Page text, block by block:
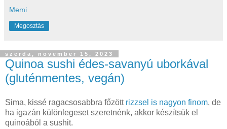
Memi
Megosztás
szerda, november 15, 2023
Quinoa sushi édes-savanyú uborkával
(gluténmentes, vegán)
Sima, kissé ragacsosabbra főzött rizzsel is nagyon finom, de
ha igazán különlegeset szeretnénk, akkor készítsük el
quinoából a sushit.